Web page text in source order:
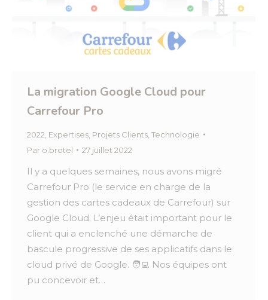
La migration Google Cloud pour
Carrefour Pro
2022 Expertises Projets Clients Technologie
Par o.brotel 27 juillet 2022
Il y a quelques semaines, nous avons migré
Carrefour Pro (le service en charge de la
gestion des cartes cadeaux de Carrefour) sur
Google Cloud. L’enjeu était important pour le
client qui a enclenché une démarche de
bascule progressive de ses applicatifs dans le
cloud privé de Google. 🧑‍💻 Nos équipes ont
pu concevoir et…